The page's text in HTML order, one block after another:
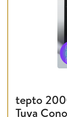
tepto
Tuya